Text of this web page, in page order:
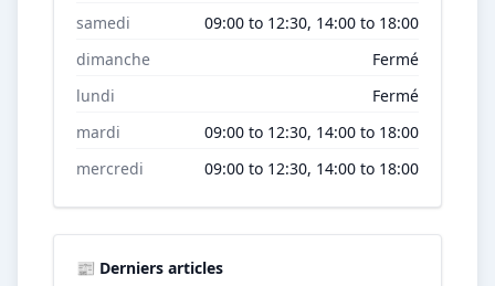
samedi
09:00 to 12:30, 14:00 to 18:00
dimanche
Fermé
lundi
Fermé
mardi
09:00 to 12:30, 14:00 to 18:00
mercredi
09:00 to 12:30, 14:00 to 18:00
📰 Derniers articles